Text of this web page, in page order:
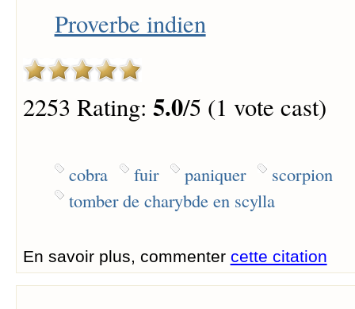
Proverbe indien
2253 Rating: 5.0/5 (1 vote cast)
cobra fuir paniquer
scorpion
tomber de charybde en scylla
En savoir plus, commenter cette citation